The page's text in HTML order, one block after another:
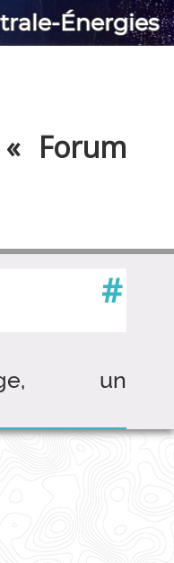
Énergies
Forum
#
un